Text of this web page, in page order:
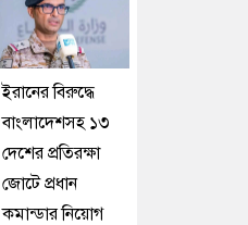
ইরানের বিরুদ্ধে
বাংলাদেশসহ ১৩
দেশের প্রতিরক্ষা
জোটে প্রধান
কমান্ডার নিয়োগ